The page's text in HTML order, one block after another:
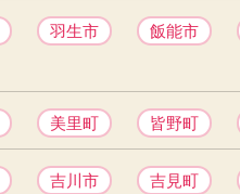
羽生市 飯能市
美里町 皆野町
吉川市 吉見町